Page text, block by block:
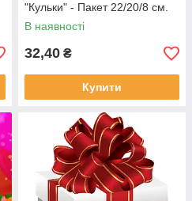
"Кульки" - Пакет 22/20/8 см.
В наявності
32,40 ₴
Купити